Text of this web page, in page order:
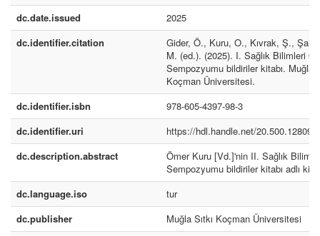
dc.date.issued
2025
dc.identifier.citation
Gider, Ö., Kuru, O., Kıvrak, Ş.,
M. (ed.). (2025). I. Sağlık Bilimleri
Sempozyumu bildiriler kitabı. Muğla :
Koçman Üniversitesi.
dc.identifier.isbn
978-605-4397-98-3
dc.identifier.uri
https://hdl.handle.net/20.500.12809/
dc.description.abstract
Ömer Kuru [Vd.]'nin II. Sağlık
Sempozyumu bildiriler kitabı adlı
dc.language.iso
tur
dc.publisher
Muğla Sıtkı Koçman Üniversitesi